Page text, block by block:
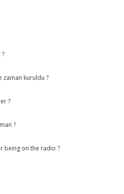
zaman kuruldu ?
?
?
being on the radio ?